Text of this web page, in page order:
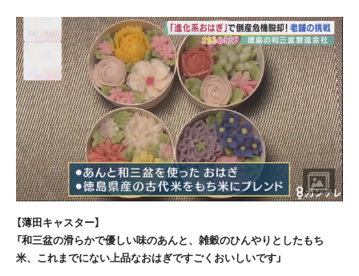
【薄田キャスター】
「和三盆の滑らかで優しい味のあんと、雑穀のひんやりとしたもち
米、これまでにない上品なおはぎですごくおいしいです」